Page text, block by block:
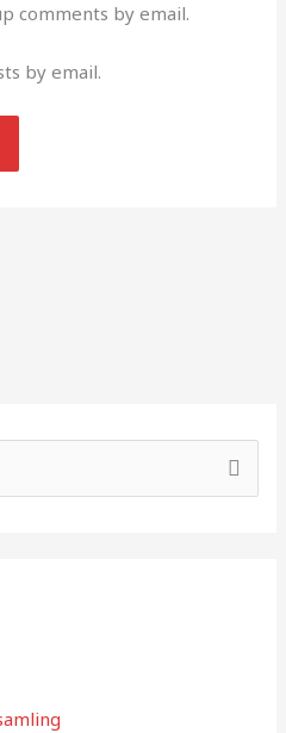
comments by email.
by email.